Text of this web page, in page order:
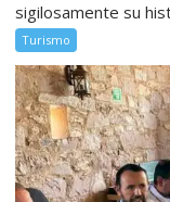
sigilosamente su
Turismo